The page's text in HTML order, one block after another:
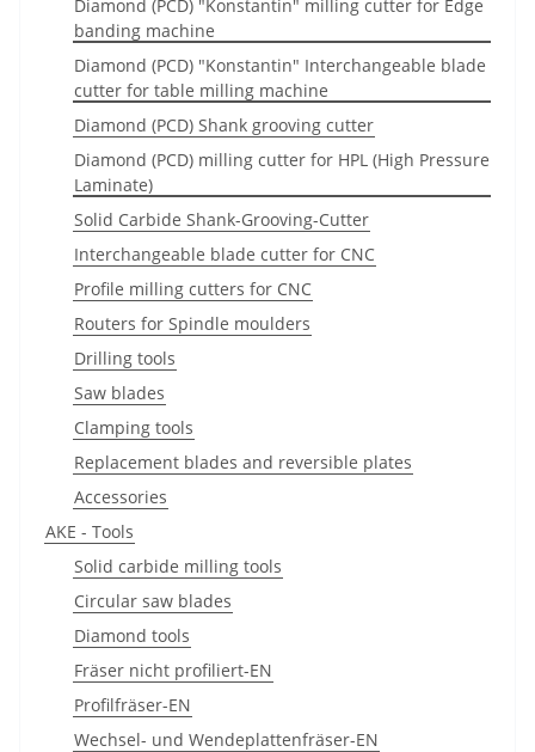
Diamond (PCD) "Konstantin" milling cutter for Edge
banding machine
Diamond (PCD) "Konstantin" Interchangeable blade
cutter for table milling machine
Diamond (PCD) Shank grooving cutter
Diamond (PCD) milling cutter for HPL (High Pressure
Laminate)
Solid Carbide Shank-Grooving-Cutter
Interchangeable blade cutter for CNC
Profile milling cutters for CNC
Routers for Spindle moulders
Drilling tools
Saw blades
Clamping tools
Replacement blades and reversible plates
Accessories
AKE - Tools
Solid carbide milling tools
Circular saw blades
Diamond tools
Fräser nicht profiliert-EN
Profilfräser-EN
Wechsel- und Wendeplattenfräser-EN